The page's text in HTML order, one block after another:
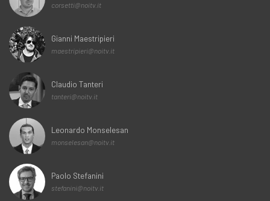
corsetti@noitv.it
Gianni Maestripieri
maestripieri@noitv.it
Claudio Tanteri
tanteri@noitv.it
Leonardo Monselesan
monselesan@noitv.it
Paolo Stefanini
stefanini@noitv.it